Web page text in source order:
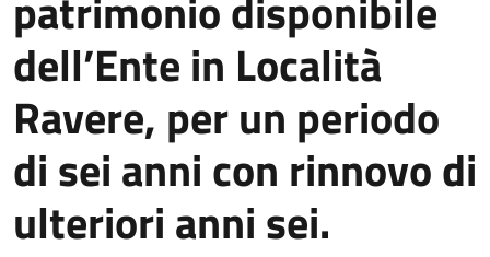
dell’Ente in Località
Ravere, per un periodo
di sei anni con rinnovo di
ulteriori anni sei.